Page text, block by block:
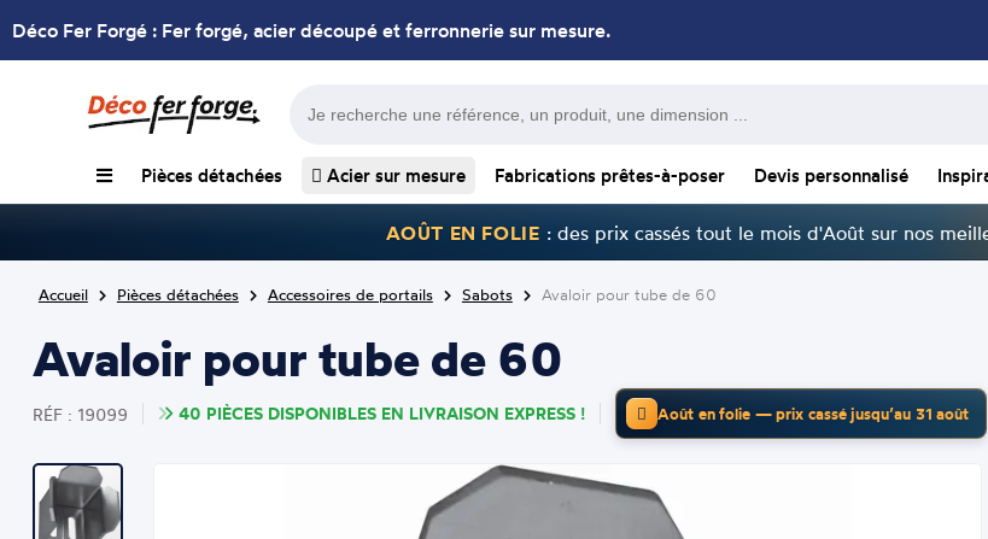
Déco Fer Forgé : Fer forgé, acier découpé et ferronnerie sur mesure.
Pièces détachées Acier sur mesure Fabrications prêtes-à-poser Devis personnalisé
AOÛT EN FOLIE : des prix cassés tout le mois d'Août sur nos
Accueil Pièces détachées Accessoires de portails Sabots Avaloir pour tube de 60
Avaloir pour tube de 60
RÉF : 19099 40 PIÈCES DISPONIBLES EN LIVRAISON EXPRESS ! Août en folie — prix cassé jusqu’au 31 août